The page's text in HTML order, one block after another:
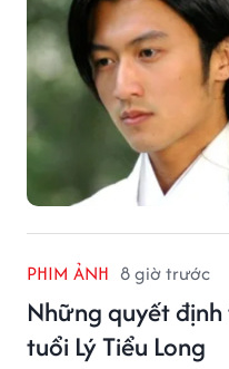
PHIM ẢNH 8 giờ trước
Những quyết
tuổi Lý Tiểu Long